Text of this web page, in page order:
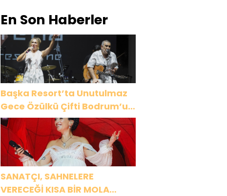
En Son Haberler
Başka Resort’ta Unutulmaz
Gece Özülkü Çifti Bodrum’u
Büyüledi
SANATÇI, SAHNELERE
VERECEĞİ KISA BİR MOLA